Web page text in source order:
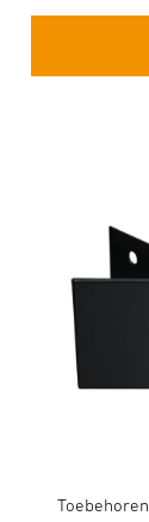
Toebehoren